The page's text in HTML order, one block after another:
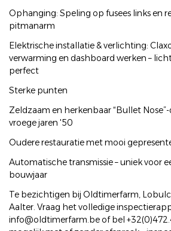
Ophanging: Speling op fusees links en
pitmanarm
Elektrische installatie & verlichting:
verwarming en dashboard werken –
perfect
Sterke punten
Zeldzaam en herkenbaar “Bullet
vroege jaren '50
Oudere restauratie met mooi
Automatische transmissie – uniek voor
bouwjaar
Te bezichtigen bij Oldtimerfarm,
Aalter. Vraag het volledige
info@oldtimerfarm.be of bel